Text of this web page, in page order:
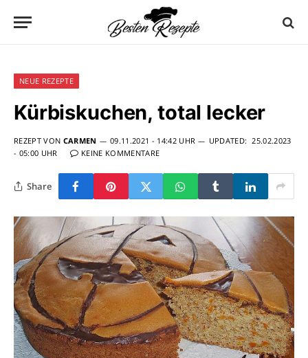
NEUE REZEPTE
Kürbiskuchen, total lecker
REZEPT VON CARMEN 09.11.2021 - 14:42 UHR UPDATED: 25.02.2023
- 05:00 UHR
KEINE KOMMENTARE
Share